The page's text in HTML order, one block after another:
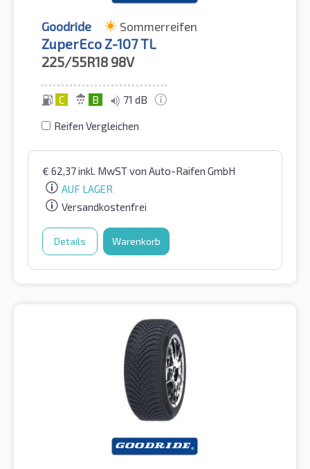
Goodride Sommerreifen
ZuperEco Z-107 TL
225/55R18 98V
C B 71 dB
Reifen Vergleichen
€ 62,37inkl. MwSTvon Auto-Raifen GmbH
AUF LAGER
Versandkostenfrei
Details Warenkorb